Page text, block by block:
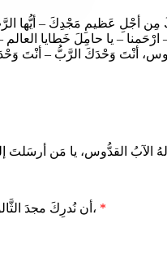
عَظيمِ مَجْدِكَ – أيُّها الرَّبُّ
ارْحَمنا – يا حامِلَ خَطايا
أن نُدرِكَ مجدَ الثَّالوثِ الأزليّ، وأن نَسجُدَ لوَحدَتِهِ في القُدرةِ والجَلال. بِرَبِّنَا يَسُوعَ المَسِيحِ ابنِكَ، *